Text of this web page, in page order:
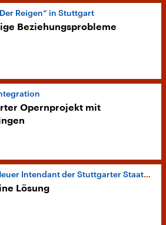
Reigen“ in Stuttgart
Beziehungsprobleme
Opernprojekt mit
Intendant der Stuttgarter Staatsoper
Lösung